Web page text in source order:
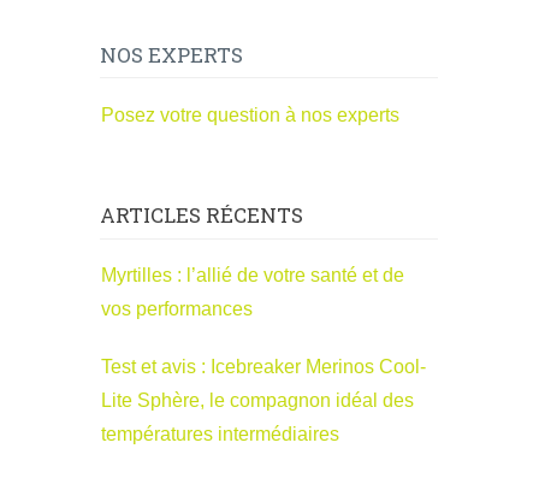
NOS EXPERTS
Posez votre question à nos experts
ARTICLES RÉCENTS
Myrtilles : l’allié de votre santé et de
vos performances
Test et avis : Icebreaker Merinos Cool-
Lite Sphère, le compagnon idéal des
températures intermédiaires